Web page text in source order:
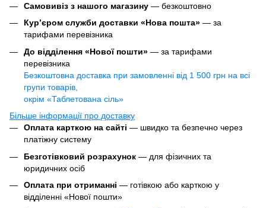
Самовивіз з нашого магазину — безкоштовно
Кур’єром служби доставки «Нова пошта» — за
тарифами перевізника
До відділення «Нової пошти» — за тарифами
перевізника
Безкоштовна доставка при замовленні від 1 500 грн на всі
групи товарів,
окрім «Таблетована сіль»
Більше інформації про доставку
Оплата карткою на сайті — швидко та безпечно через
платіжну систему
Безготівковий розрахунок — для фізичних та
юридичних осіб
Оплата при отриманні — готівкою або карткою у
відділенні «Нової пошти»